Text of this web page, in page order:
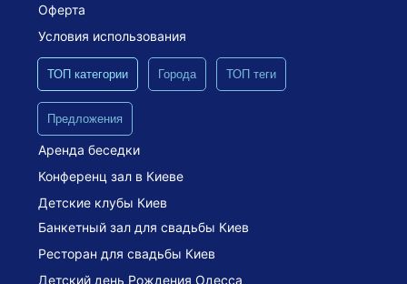
Оферта
Условия использования
ТОП категории Города ТОП теги
Предложения
Аренда беседки
Конференц зал в Киеве
Детские клубы Киев
Банкетный зал для свадьбы Киев
Ресторан для свадьбы Киев
Детский день Рождения Одесса